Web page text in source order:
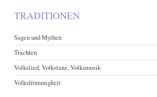
TRADITIONEN
Sagen und Mythen
Trachten
Volkslied, Volkstanz, Volksmusik
Volksfrömmigkeit